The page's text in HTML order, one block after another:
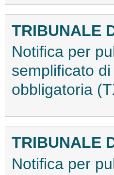
TRIBUNALE
Notifica per
semplificato
obbligatoria
TRIBUNALE
Notifica per